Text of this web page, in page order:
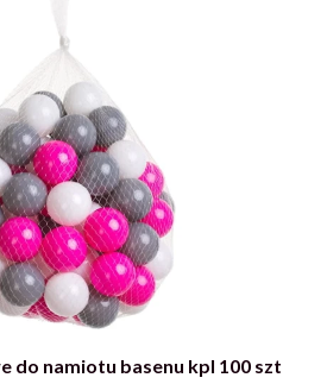
do namiotu basenu kpl 100 szt